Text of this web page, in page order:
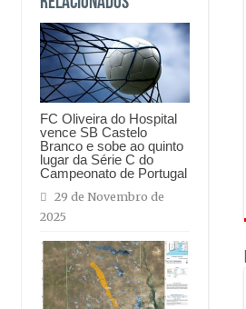
FC Oliveira do Hospital
vence SB Castelo
Branco e sobe ao quinto
lugar da Série C do
Campeonato de Portugal
29 de Novembro de
2025